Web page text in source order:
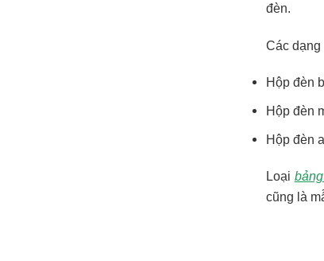
đèn.
Các dạng
Hộp đèn
Hộp đèn
Hộp đèn
Loại
cũng là